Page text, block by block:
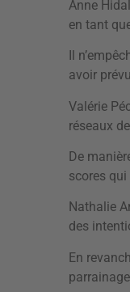
Anne
en tant
Il
avoir
Valérie
réseaux
De
scores
Nathalie
des
En